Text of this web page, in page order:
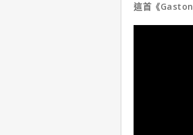
這首《Gaston